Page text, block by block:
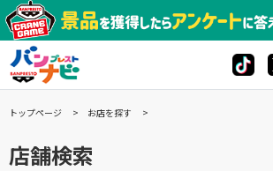
トップページ お店を探す
店舗検索